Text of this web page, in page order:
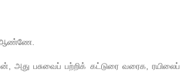
ஆண்ணே.
அது பசுவைப் பற்றிக் கட்டுரை வரைக, ரயிலைப்